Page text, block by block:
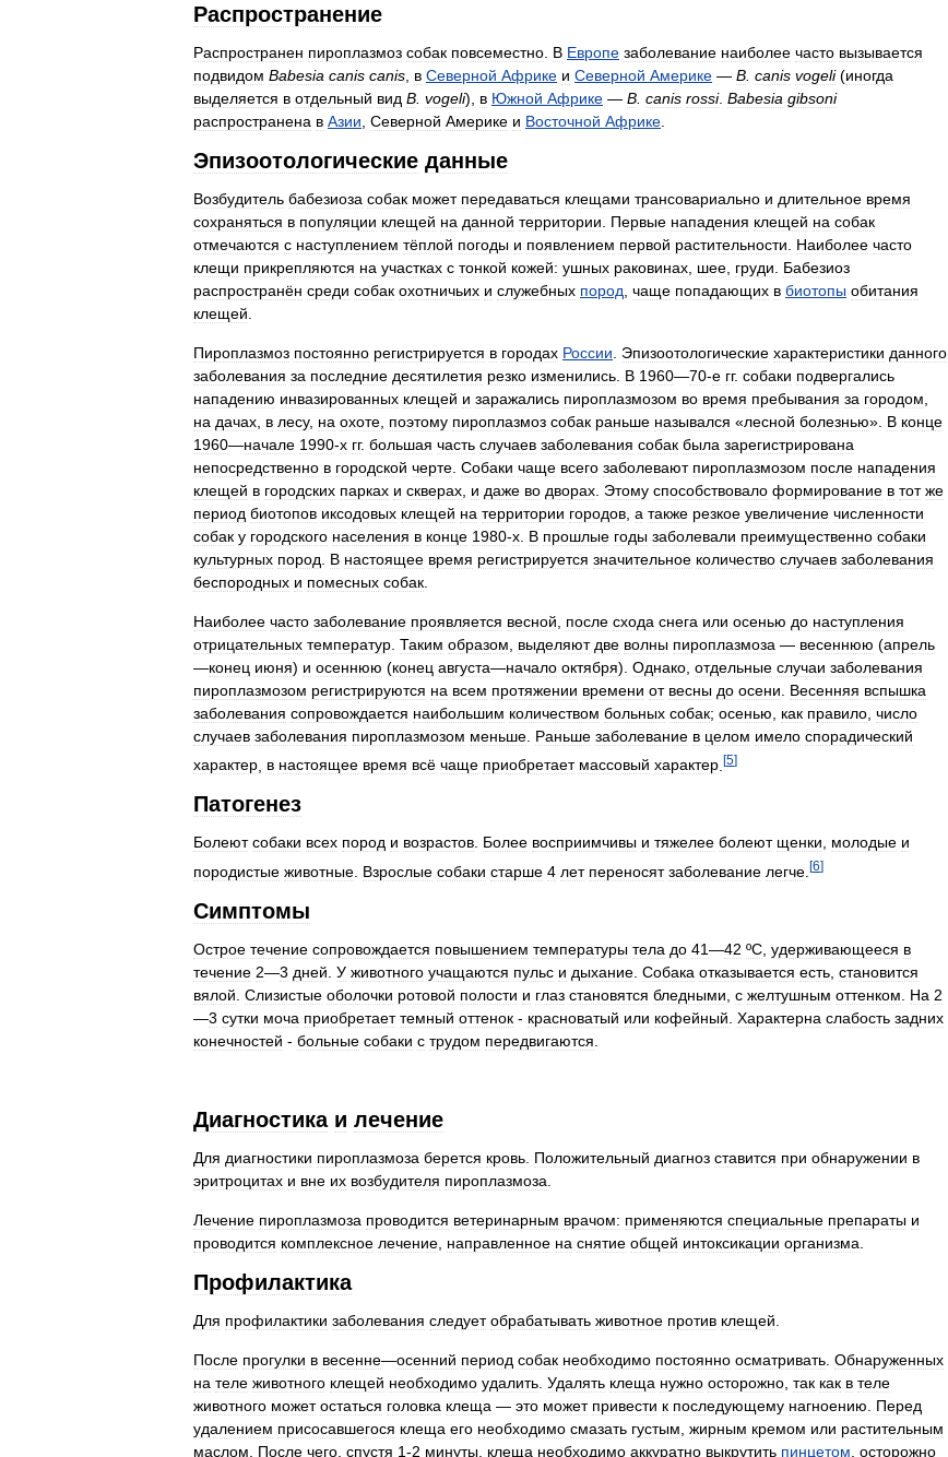
Распространение
Распространен пироплазмоз собак повсеместно В Европе заболевание наиболее часто вызывается
подвидом Babesia canis canis в Северной Африке и Северной Америке — B canis vogeli(иногда
выделяется в отдельный вид B vogeli), в Южной Африке — B canis rossi. Babesia gibsoni
распространена в Азии Северной Америке и Восточной Африке
Эпизоотологические данные
Возбудитель бабезиоза собак может передаваться клещами трансовариально и длительное время
сохраняться в популяции клещей на данной территории Первые нападения клещей на собак
отмечаются с наступлением тёплой погоды и появлением первой растительности Наиболее часто
клещи прикрепляются на участках с тонкой кожей: ушных раковинах шее груди
Бабезиоз
распространён среди собак охотничьих и служебных пород чаще попадающих в биотопы обитания
клещей
Пироплазмоз постоянно регистрируется в городах России Эпизоотологические характеристики данного
заболевания за последние десятилетия резко изменились В 1960—70-е гг. собаки подвергались
нападению инвазированных клещей и заражались пироплазмозом во время пребывания за городом
на дачах в лесу, на охоте поэтому пироплазмоз собак раньше назывался «лесной болезнью». В конце
1960—начале 1990-х гг. большая часть случаев заболевания собак была зарегистрирована
непосредственно в городской черте Собаки чаще всего заболевают пироплазмозом после нападения
клещей в городских парках и скверах и даже во дворах Этому способствовало формирование в тот же
период биотопов иксодовых клещей на территории городов а также резкое увеличение численности
собак у городского населения в конце 1980-х В прошлые годы заболевали преимущественно собаки
культурных пород В настоящее время регистрируется значительное количество случаев заболевания
беспородных и помесных собак
Наиболее часто заболевание проявляется весной после схода снега или осенью до наступления
отрицательных температур Таким образом выделяют две волны пироплазмоза — весеннюю (апрель
—конец июня) и осеннюю (конец августа—начало октября). Однако отдельные случаи заболевания
пироплазмозом регистрируются на всем протяжении времени от весны до осени Весенняя вспышка
заболевания сопровождается наибольшим количеством больных собак; осенью как правило число
случаев заболевания пироплазмозом меньше Раньше заболевание в целом имело спорадический
характер в настоящее время всё чаще приобретает массовый характер [5]
Патогенез
Болеют собаки всех пород и возрастов. Более восприимчивы и тяжелее болеют щенки, молодые и
породистые животные Взрослые собаки старше 4 лет переносят заболевание легче [6]
Симптомы
Острое течение сопровождается повышением температуры тела до 41—42 ºС удерживающееся в
течение 2—3 дней У животного учащаются пульс и дыхание Собака отказывается есть становится
вялой Слизистые оболочки ротовой полости и глаз становятся бледными с желтушным оттенком На 2
—3 сутки моча приобретает темный оттенок - красноватый или кофейный Характерна слабость задних
конечностей - больные собаки с трудом передвигаются
Диагностика и лечение
Для диагностики пироплазмоза берется кровь Положительный диагноз ставится при обнаружении в
эритроцитах и вне их возбудителя пироплазмоза
Лечение пироплазмоза проводится ветеринарным врачом: применяются специальные препараты и
проводится комплексное лечение направленное на снятие общей интоксикации организма
Профилактика
Для профилактики заболевания следует обрабатывать животное против клещей
После прогулки в весенне—осенний период собак необходимо постоянно осматривать Обнаруженных
на теле животного клещей необходимо удалить Удалять клеща нужно осторожно так как в теле
животного может остаться головка клеща — это может привести к последующему нагноению
Перед
удалением присосавшегося клеща его необходимо смазать густым жирным кремом или растительным
маслом
После чего спустя 1-2 минуты клеща необходимо аккуратно выкрутить пинцетом осторожно